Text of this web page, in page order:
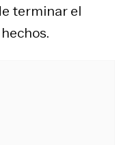
terminar el